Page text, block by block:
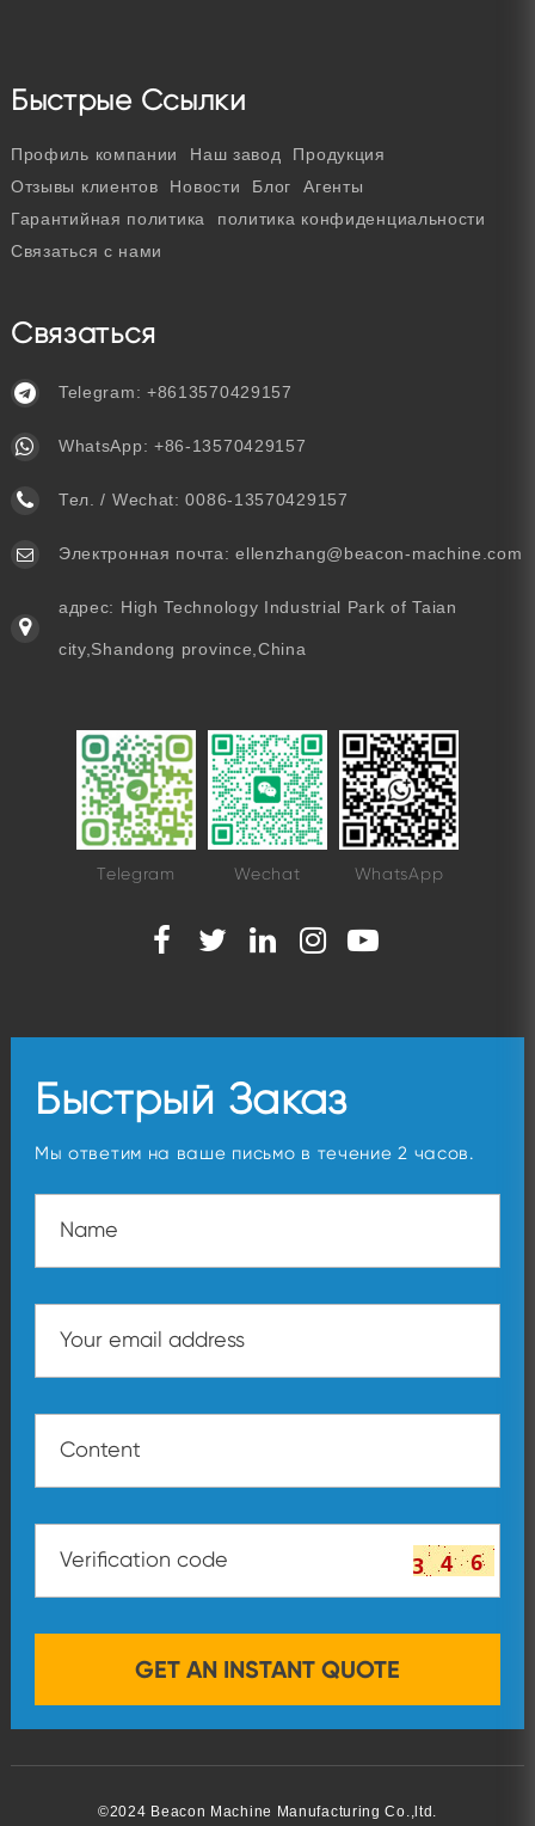
Быстрые Ссылки
Профиль компании Наш завод
Продукция
Отзывы клиентов
Новости Блог
Агенты
Гарантийная политика
политика конфиденциальности
Связаться с нами
Связаться
Telegram: +8613570429157
WhatsApp: +86-13570429157
Тел. / Wechat:0086-13570429157
Электронная почта:ellenzhang@beacon-machine.com
адрес: High Technology Industrial Park of Taian
city,Shandong province,China
Telegram Wechat WhatsApp
Быстрый Заказ
Мы ответим на ваше письмо в течение 2 часов.
©2024 Beacon Machine Manufacturing Co.,ltd.